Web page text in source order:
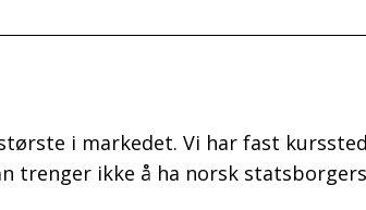
i markedet. Vi har fast
trenger ikke å ha norsk